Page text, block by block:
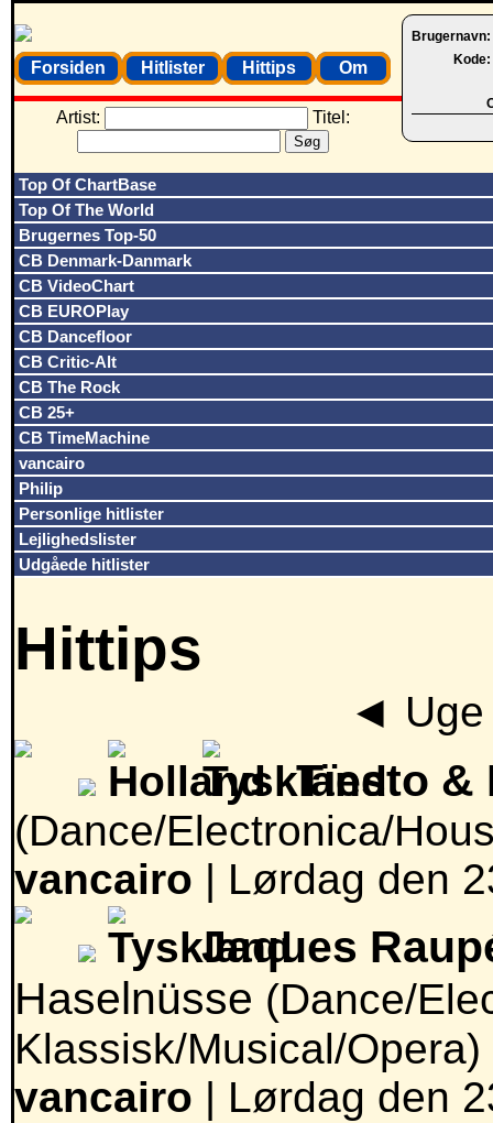
Brugernavn:
Kode:
Forsiden Hitlister Hittips Om
Artist: Titel:
Top Of ChartBase
Top Of The World
Brugernes Top-50
CB Denmark-Danmark
CB VideoChart
CB EUROPlay
CB Dancefloor
CB Critic-Alt
CB The Rock
CB 25+
CB TimeMachine
vancairo
Philip
Personlige hitlister
Lejlighedslister
Udgåede hitlister
Hittips
◄
Tïesto &
(Dance/Electronica/
vancairo | Lørdag den
Jaques
Haselnüsse (Dance/
Klassisk/Musical/Opera)
vancairo | Lørdag den